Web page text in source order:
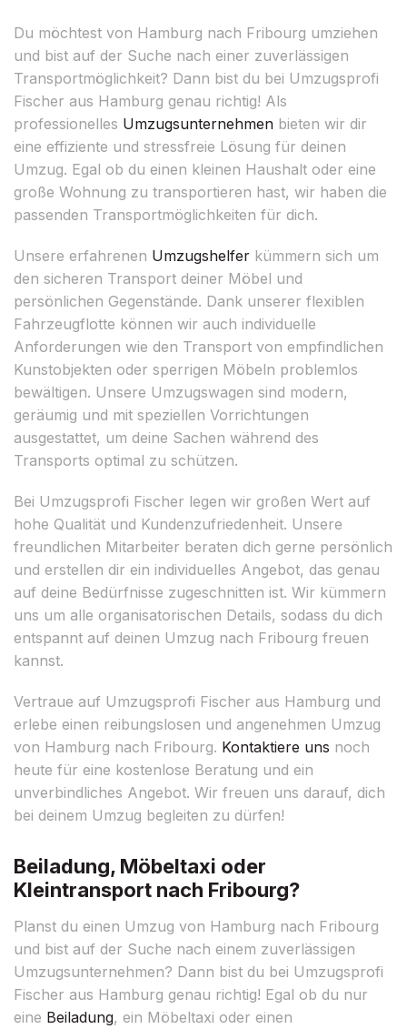
Du möchtest von Hamburg nach Fribourg umziehen
und bist auf der Suche nach einer zuverlässigen
Transportmöglichkeit? Dann bist du bei Umzugsprofi
Fischer aus Hamburg genau richtig! Als
professionelles Umzugsunternehmen bieten wir dir
eine effiziente und stressfreie Lösung für deinen
Umzug. Egal ob du einen kleinen Haushalt oder eine
große Wohnung zu transportieren hast, wir haben die
passenden Transportmöglichkeiten für dich.
Unsere erfahrenen Umzugshelfer kümmern sich um
den sicheren Transport deiner Möbel und
persönlichen Gegenstände. Dank unserer flexiblen
Fahrzeugflotte können wir auch individuelle
Anforderungen wie den Transport von empfindlichen
Kunstobjekten oder sperrigen Möbeln problemlos
bewältigen. Unsere Umzugswagen sind modern,
geräumig und mit speziellen Vorrichtungen
ausgestattet, um deine Sachen während des
Transports optimal zu schützen.
Bei Umzugsprofi Fischer legen wir großen Wert auf
hohe Qualität und Kundenzufriedenheit. Unsere
freundlichen Mitarbeiter beraten dich gerne persönlich
und erstellen dir ein individuelles Angebot, das genau
auf deine Bedürfnisse zugeschnitten ist. Wir kümmern
uns um alle organisatorischen Details, sodass du dich
entspannt auf deinen Umzug nach Fribourg freuen
kannst.
Vertraue auf Umzugsprofi Fischer aus Hamburg und
erlebe einen reibungslosen und angenehmen Umzug
von Hamburg nach Fribourg. Kontaktiere uns noch
heute für eine kostenlose Beratung und ein
unverbindliches Angebot. Wir freuen uns darauf, dich
bei deinem Umzug begleiten zu dürfen!
Beiladung, Möbeltaxi oder
Kleintransport nach Fribourg?
Planst du einen Umzug von Hamburg nach Fribourg
und bist auf der Suche nach einem zuverlässigen
Umzugsunternehmen? Dann bist du bei Umzugsprofi
Fischer aus Hamburg genau richtig! Egal ob du nur
eine Beiladung, ein Möbeltaxi oder einen